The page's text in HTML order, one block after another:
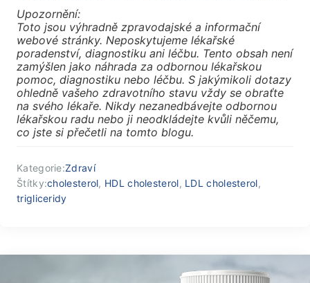
Upozornění:
Toto jsou výhradně zpravodajské a informační
webové stránky. Neposkytujeme lékařské
poradenství, diagnostiku ani léčbu. Tento obsah není
zamýšlen jako náhrada za odbornou lékařskou
pomoc, diagnostiku nebo léčbu. S jakýmikoli dotazy
ohledně vašeho zdravotního stavu vždy se obraťte
na svého lékaře. Nikdy nezanedbávejte odbornou
lékařskou radu nebo ji neodkládejte kvůli něčemu,
co jste si přečetli na tomto blogu.
Kategorie:Zdraví
Štítky:cholesterol, HDL cholesterol, LDL cholesterol,
trigliceridy